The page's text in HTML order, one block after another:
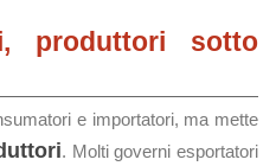
produttori sotto
e importatori, ma mette
. Molti governi esportatori